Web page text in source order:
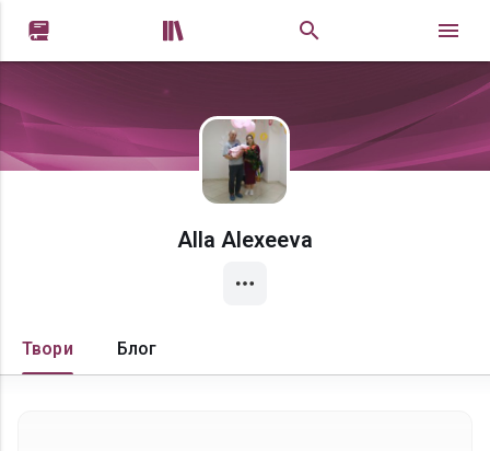
 
Alla Alexeeva
Твори Блог